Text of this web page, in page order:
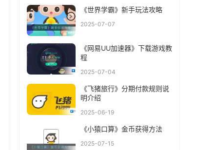
《世界学霸》新手玩法攻略
2025-07-07
《网易UU加速器》下载游戏教
程
2025-07-04
《飞猪旅行》分期付款规则说
明介绍
2025-06-19
《小猿口算》金币获得方法
2025-07-15